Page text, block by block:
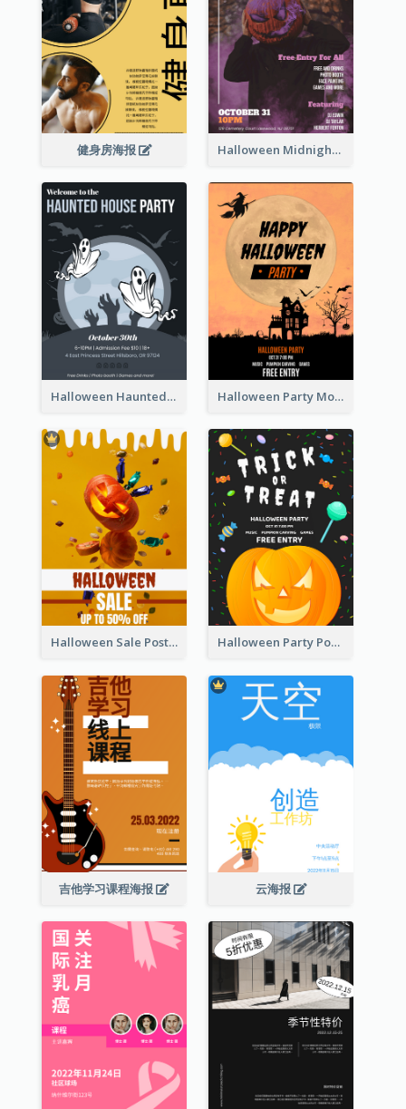
健身房海报 Halloween Midnight Party Poster
Halloween Haunted House Party Poster Halloween Party Moon Photo Poster
Halloween Sale Poster Halloween Party Poster
吉他学习课程海报 云海报